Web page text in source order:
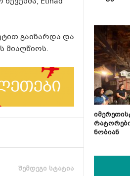
გაიზარდა და
მიაღწიოს.
შემდეგი სტატია
ნობიან